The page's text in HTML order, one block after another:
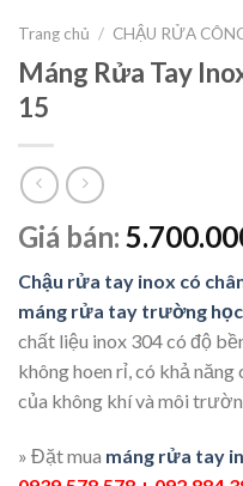
Trang chủ / CHẬU RỬA
Máng Rửa Tay
15
Giá bán:
Chậu rửa tay inox có
máng rửa tay trường học
chất liệu inox 304 có độ
không hoen rỉ, có khả
của không khí và môi
» Đặt mua máng rửa tay